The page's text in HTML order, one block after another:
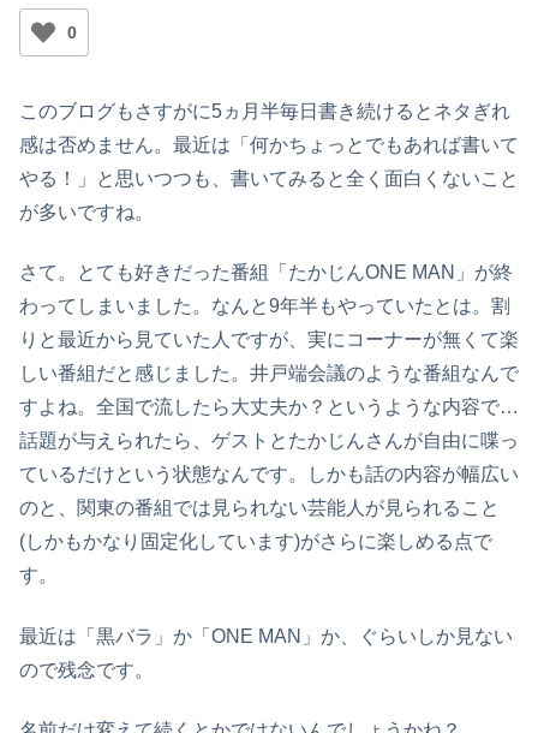
0
このブログもさすがに5ヵ月半毎日書き続けるとネタぎれ
感は否めません。最近は「何かちょっとでもあれば書いて
やる！」と思いつつも、書いてみると全く面白くないこと
が多いですね。
さて。とても好きだった番組「たかじんONE MAN」が終
わってしまいました。なんと9年半もやっていたとは。割
りと最近から見ていた人ですが、実にコーナーが無くて楽
しい番組だと感じました。井戸端会議のような番組なんで
すよね。全国で流したら大丈夫か？というような内容で…
話題が与えられたら、ゲストとたかじんさんが自由に喋っ
ているだけという状態なんです。しかも話の内容が幅広い
のと、関東の番組では見られない芸能人が見られること
(しかもかなり固定化しています)がさらに楽しめる点で
す。
最近は「黒バラ」か「ONE MAN」か、ぐらいしか見ない
ので残念です。